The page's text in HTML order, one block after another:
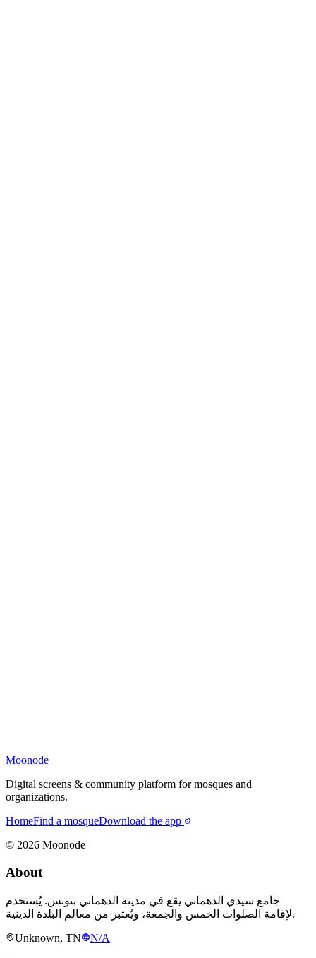
Moonode
Digital screens & community platform for mosques and
organizations.
HomeFind a mosqueDownload the app
© 2026 Moonode
About
جامع سيدي الدهماني يقع في مدينة الدهماني بتونس. يُستخدم
لإقامة الصلوات الخمس والجمعة، ويُعتبر من معالم البلدة الدينية.
Unknown, TN
N/A